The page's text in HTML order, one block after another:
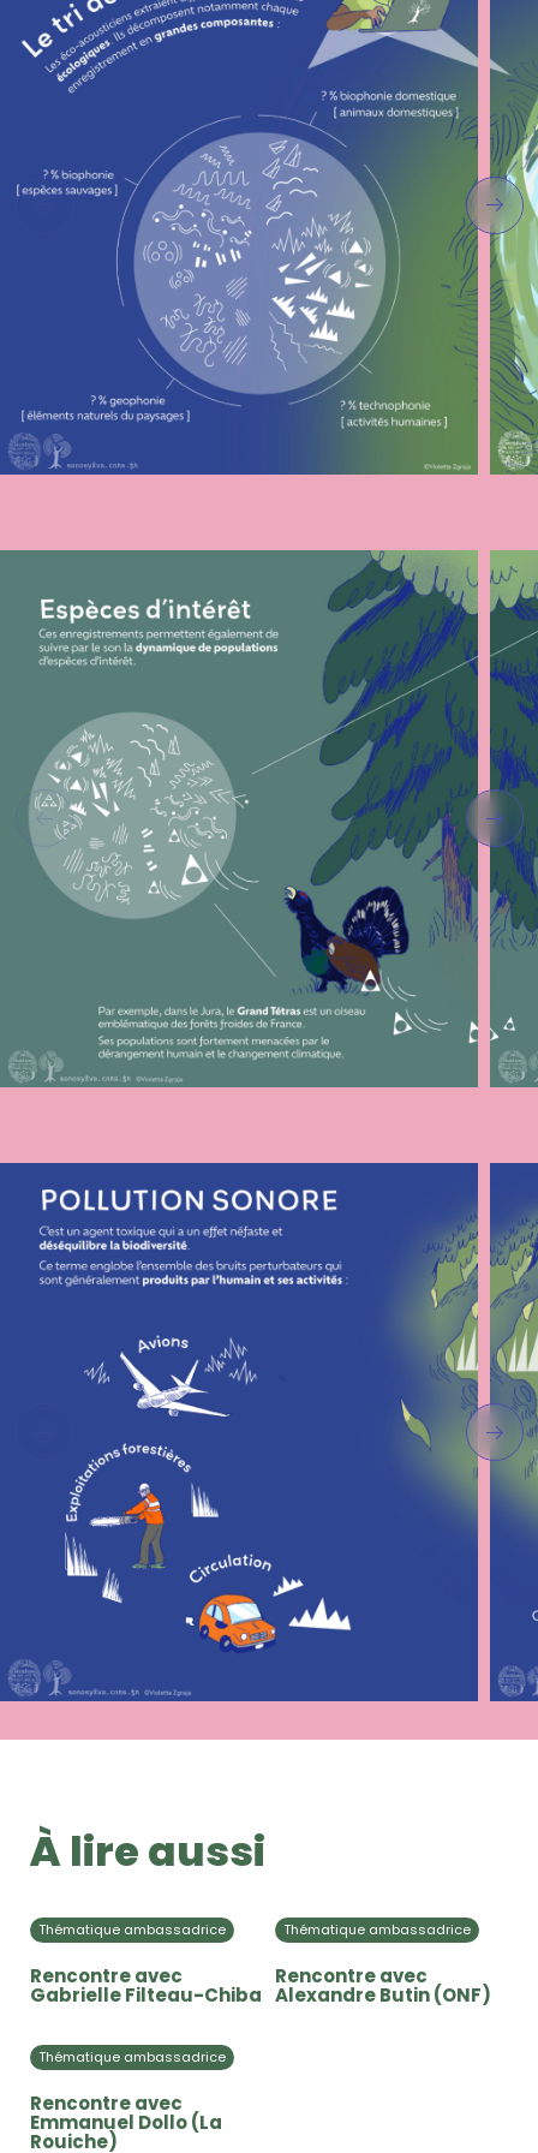
À lire aussi
Thématique ambassadrice
Rencontre avec
Gabrielle Filteau-Chiba
Thématique ambassadrice
Rencontre avec
Alexandre Butin (ONF)
Thématique ambassadrice
Rencontre avec
Emmanuel Dollo (La
Rouiche)